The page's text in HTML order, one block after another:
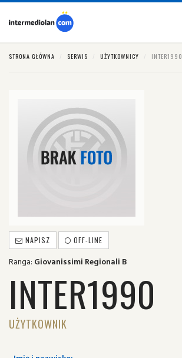
STRONA GŁÓWNA SERWIS UŻYTKOWNICY INTER1990
NAPISZ OFF-LINE
Ranga: Giovanissimi Regionali B
INTER1990
UŻYTKOWNIK